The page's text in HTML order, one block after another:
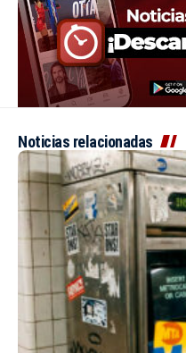
Noticias relacionadas